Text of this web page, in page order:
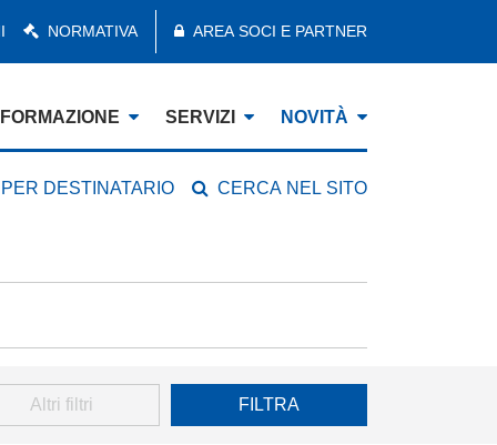
NORMATIVA AREA SOCI E PARTNER
FORMAZIONE SERVIZI NOVITÀ
DESTINATARIO CERCA NEL SITO
Altri filtri FILTRA